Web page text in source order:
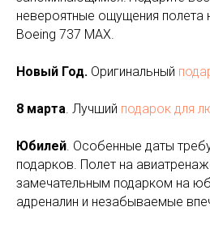
невероятные ощущения полета
Boeing 737 MAX.
Новый Год. Оригинальный
8 марта. Лучший подарок для
Юбилей. Особенные даты
подарков. Полет на
замечательным подарком на
адреналин и незабываемые